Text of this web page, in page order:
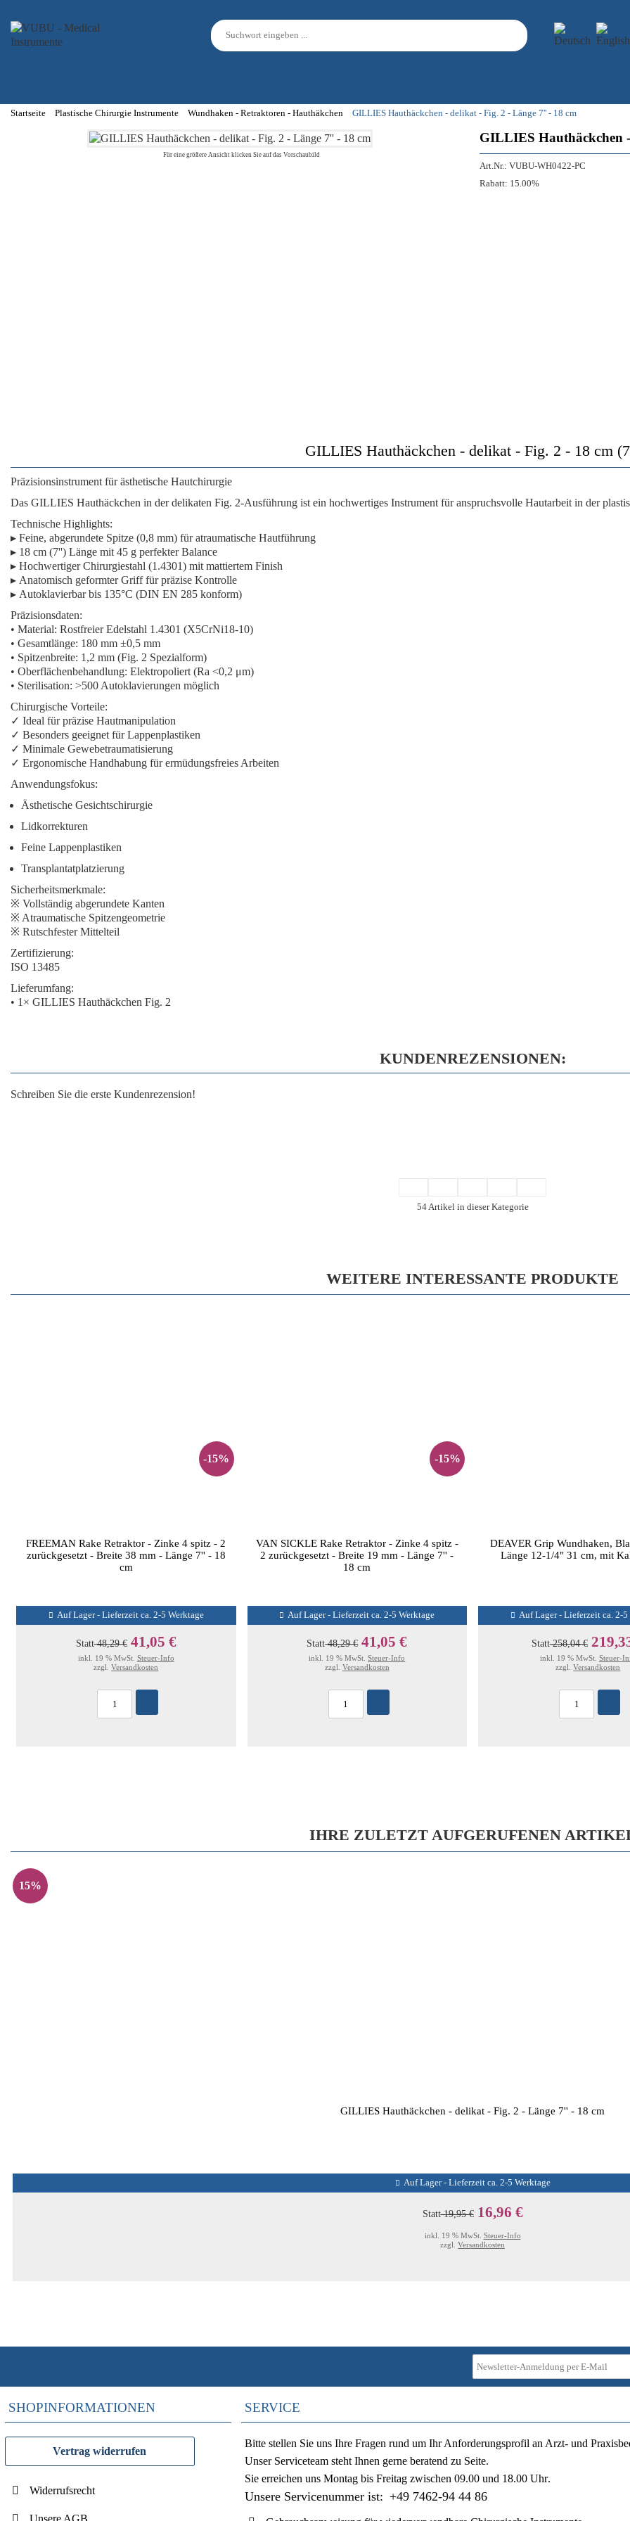
Startseite Plastische Chirurgie Instrumente Wundhaken - Retraktoren - Hauthäkchen GILLIES Hauthäckchen - delikat - Fig. 2 - Länge 7'' - 18 cm
Für eine größere Ansicht klicken Sie auf das Vorschaubild
GILLIES Hauthäckchen
Art.Nr.: VUBU-WH0422-PC
Rabatt: 15.00%
GILLIES Hauthäckchen - delikat - Fig. 2 - 18 cm
Präzisionsinstrument für ästhetische Hautchirurgie
Das GILLIES Hauthäckchen in der delikaten Fig. 2-Ausführung ist ein hochwertiges Instrument für anspruchsvolle Hautarbeit in der
Technische Highlights:
▸ Feine, abgerundete Spitze (0,8 mm) für atraumatische Hautführung
▸ 18 cm (7'') Länge mit 45 g perfekter Balance
▸ Hochwertiger Chirurgiestahl (1.4301) mit mattiertem Finish
▸ Anatomisch geformter Grifffür präzise Kontrolle
▸ Autoklavierbarbis 135°C (DIN EN 285 konform)
Präzisionsdaten:
• Material: Rostfreier Edelstahl 1.4301 (X5CrNi18-10)
• Gesamtlänge: 180 mm ±0,5 mm
• Spitzenbreite: 1,2 mm (Fig. 2 Spezialform)
• Oberflächenbehandlung: Elektropoliert (Ra <0,2 μm)
• Sterilisation: >500 Autoklavierungen möglich
Chirurgische Vorteile:
✓ Ideal für präzise Hautmanipulation
✓ Besonders geeignet für Lappenplastiken
✓ Minimale Gewebetraumatisierung
✓ Ergonomische Handhabung für ermüdungsfreies Arbeiten
Anwendungsfokus:
Ästhetische Gesichtschirurgie
Lidkorrekturen
Feine Lappenplastiken
Transplantatplatzierung
Sicherheitsmerkmale:
※ Vollständig abgerundete Kanten
※ Atraumatische Spitzengeometrie
※ Rutschfester Mittelteil
Zertifizierung:
ISO 13485
Lieferumfang:
• 1× GILLIES Hauthäckchen Fig. 2
KUNDENREZENSIONEN:
Schreiben Sie die erste Kundenrezension!
54 Artikel in dieser Kategorie
WEITERE INTERESSANTE PRODUKTE
-15%
FREEMAN Rake Retraktor - Zinke 4 spitz - 2
zurückgesetzt - Breite 38 mm - Länge 7'' - 18
cm
Auf Lager - Lieferzeit ca. 2-5 Werktage
Statt48,29 € 41,05 €
inkl. 19 % MwSt. Steuer-Info
zzgl.Versandkosten
-15%
VAN SICKLE Rake Retraktor - Zinke 4 spitz -
2 zurückgesetzt - Breite 19 mm - Länge 7'' -
18 cm
Auf Lager - Lieferzeit ca. 2-5 Werktage
Statt48,29 € 41,05 €
inkl. 19 % MwSt.Steuer-Info
zzgl. Versandkosten
DEAVER Grip Wundhaken,
Länge 12-1/4" 31 cm, mit
Auf Lager - Lieferzeit ca. 2-5
Statt258,04 €
inkl. 19 % MwSt. Steuer-
zzgl.Versandkosten
IHRE ZULETZT AUFGERUFENEN
15%
GILLIES Hauthäckchen - delikat - Fig. 2 - Länge 7'' - 18 cm
Auf Lager - Lieferzeit ca. 2-5 Werktage
Statt19,95 € 16,96 €
inkl. 19 % MwSt. Steuer-Info
zzgl. Versandkosten
SHOPINFORMATIONEN
Vertrag widerrufen
Widerrufsrecht
Unsere AGB
SERVICE
Bitte stellen Sie uns Ihre Fragen rund um Ihr Anforderungsprofil an Arzt- und
Unser Serviceteam steht Ihnen gerne beratend zu Seite.
Sie erreichen uns Montag bis Freitag zwischen 09.00 und 18.00 Uhr.
Unsere Servicenummer ist: +49 7462-94 44 86